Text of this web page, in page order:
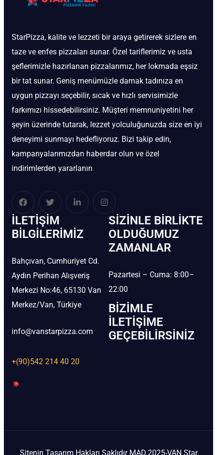
StarPizza, kalite ve lezzeti bir araya getirerek sizlere en
taze ve enfes pizzaları sunar. Özel tariflerimiz ve usta
şeflerimizle hazırlanan pizzalarımız, her lokmada eşsiz
bir tat sunar. Geniş menümüzle damak tadınıza en
uygun pizzayı seçebilir, sıcak ve hızlı servisimizle
farkımızı hissedebilirsiniz. Müşteri memnuniyetini her
şeyin üzerinde tutarak, lezzet yolculuğunuzda size en iyi
deneyimi sunmayı hedefliyoruz. Bizi takip edin,
kampanyalarımızdan haberdar olun ve özel
indirimlerden yararlanın
İLETIŞIM
BİLGILERIMIZ
Bahçıvan, Cumhuriyet Cd.
Aydın Perihan Alışveriş
Merkezi No:46, 65130 Van
Merkez/Van, Türkiye
info@vanstarpizza.com
+(90)542 214 40 20
SIZINLE BIRLIKTE
OLDUĞUMUZ
ZAMANLAR
Pazartesi – Cuma: 8:00–
22:00
BIZIMLE
İLETIŞIME
GEÇEBILIRSINIZ
Sitenin Tasarım Hakları Saklıdır MAD.2025-VAN Star